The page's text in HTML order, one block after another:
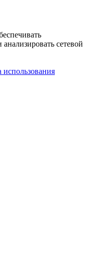
сетевой
использования